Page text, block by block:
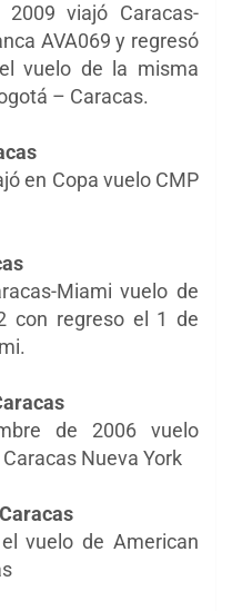
viajó Caracas-
AVA069 y regresó
vuelo de la misma
– Caracas.
en Copa vuelo CMP
Miami vuelo de
con regreso el 1 de
de 2006 vuelo
Nueva York
vuelo de American